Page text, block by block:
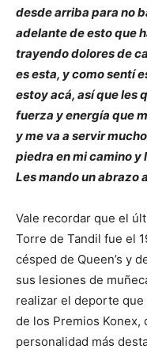
desde arriba para no
adelante de esto que
trayendo dolores de
es esta, y como sentí
estoy acá, así que les
fuerza y energía que
y me va a servir
piedra en mi camino y
Les mando un abrazo
Vale recordar que el
Torre de Tandil fue el
césped de Queen’s y
sus lesiones de
realizar el deporte que
de los Premios Konex,
personalidad más